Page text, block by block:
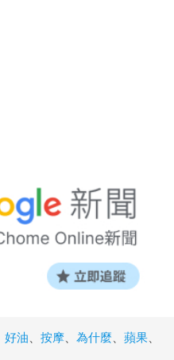
好油 按摩 為什麼 蘋果